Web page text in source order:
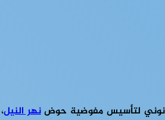
لتأسيس مفوضية حوضنهر النيل